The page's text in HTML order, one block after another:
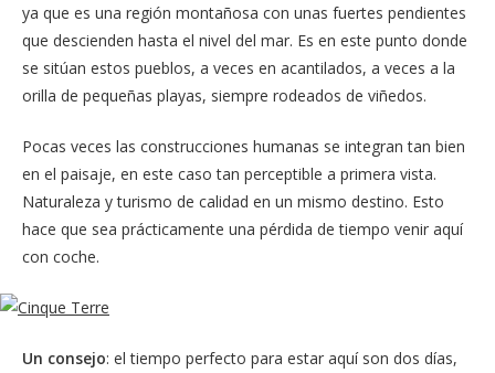
ya que es una región montañosa con unas fuertes pendientes
que descienden hasta el nivel del mar. Es en este punto donde
se sitúan estos pueblos, a veces en acantilados, a veces a la
orilla de pequeñas playas, siempre rodeados de viñedos.
Pocas veces las construcciones humanas se integran tan bien
en el paisaje, en este caso tan perceptible a primera vista.
Naturaleza y turismo de calidad en un mismo destino. Esto
hace que sea prácticamente una pérdida de tiempo venir aquí
con coche.
Un consejo: el tiempo perfecto para estar aquí son dos días,